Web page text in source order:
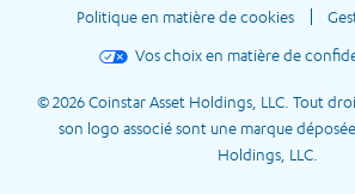
Politique en matière de cookies
Vos choix en matière de
© 2026 Coinstar Asset Holdings, LLC. Tout
son logo associé sont une marque
Holdings, LLC.